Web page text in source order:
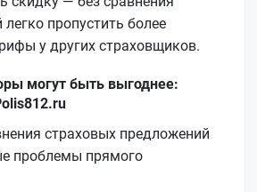
пропустить более
у других страховщиков.
могут быть выгоднее:
страховых предложений
проблемы прямого